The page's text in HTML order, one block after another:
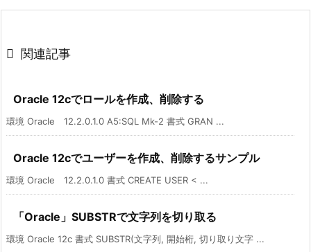
 関連記事
Oracle 12cでロールを作成、削除する
環境 Oracle 12.2.0.1.0 A5:SQL Mk-2 書式 GRAN ...
Oracle 12cでユーザーを作成、削除するサンプル
環境 Oracle 12.2.0.1.0 書式 CREATE USER < ...
「Oracle」SUBSTRで文字列を切り取る
環境 Oracle 12c 書式 SUBSTR(文字列, 開始桁, 切り取り文字 ...